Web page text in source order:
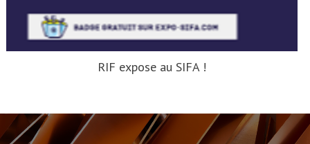
RIF expose au SIFA !